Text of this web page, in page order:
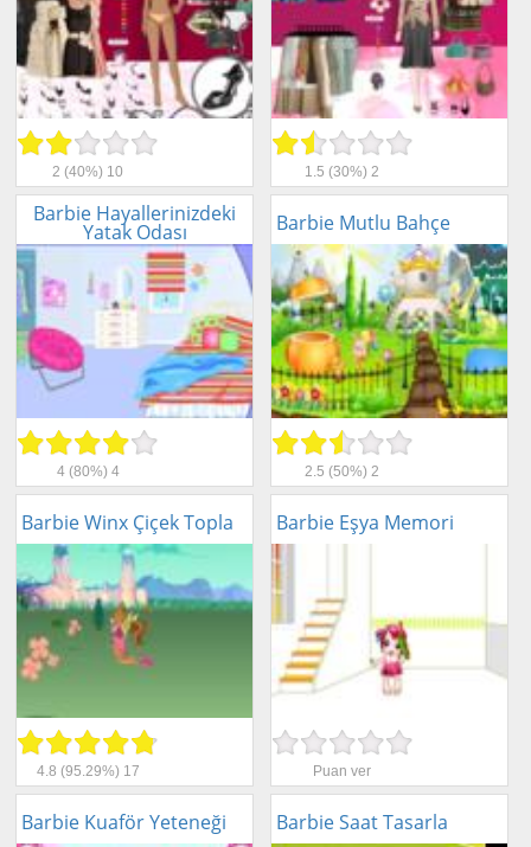
2 (40%) 10 1.5 (30%)2
Barbie Hayallerinizdeki
Yatak Odası
4(80%) 4
Barbie Mutlu Bahçe
2.5 (50%)2
Barbie Winx Çiçek Topla
4.8 (95.29%) 17
Barbie Eşya Memori
Puan ver
Barbie Kuaför Yeteneği Barbie Saat Tasarla